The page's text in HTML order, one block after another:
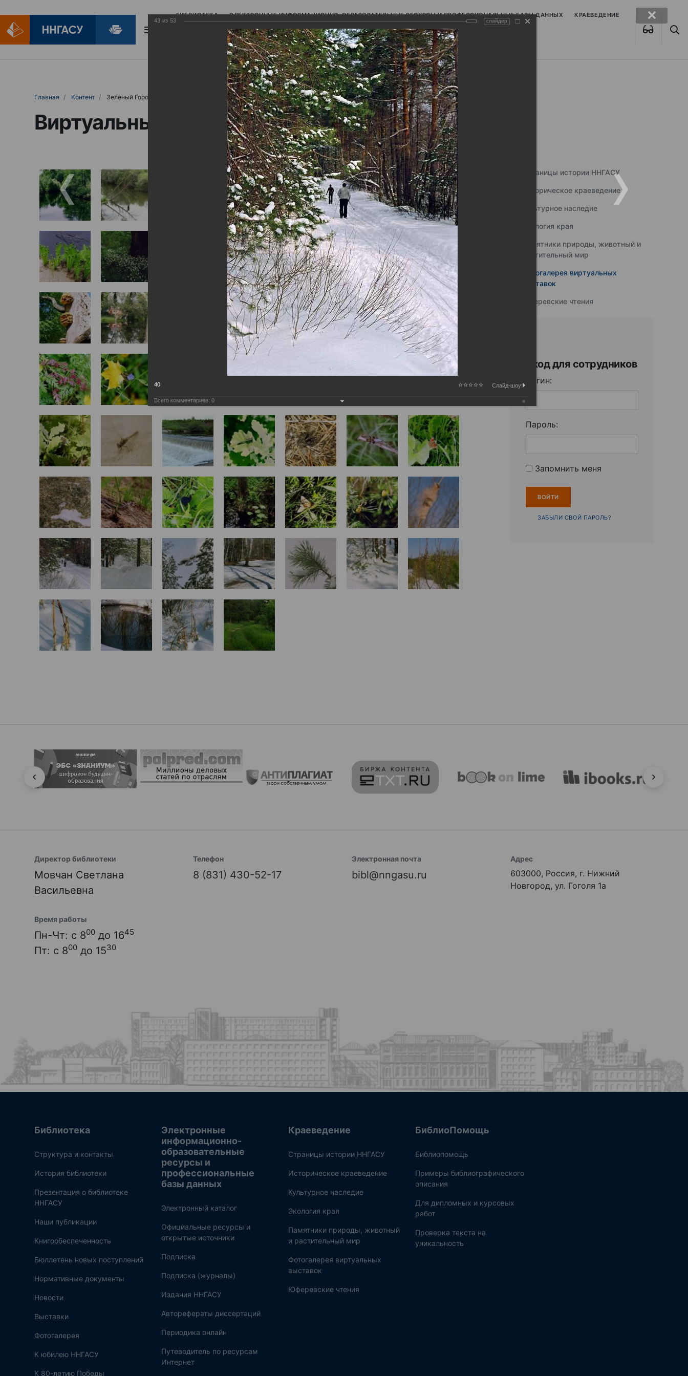
БИБЛИОТЕКА ЭЛЕКТРОННЫЕ ИНФОРМАЦИОННО-ОБРАЗОВАТЕЛЬНЫЕ РЕСУРСЫ И ПРОФЕССИОНАЛЬНЫЕ БАЗЫ ДАННЫХ КРАЕВЕДЕНИЕ
БИБЛИОПОМОЩЬ
Главная Контент Зеленый Город
Виртуальные выставки (фотоальбомы)
Страницы истории ННГАСУ
Историческое краеведение
Культурное наследие
Экология края
Памятники природы, животный и
растительный мир
Фотогалерея виртуальных
выставок
Юферевские чтения
Вход для сотрудников
Логин:
Пароль:
Запомнить меня
ЗАБЫЛИ СВОЙ ПАРОЛЬ?
Директор библиотеки
Мовчан Светлана
Васильевна
Телефон
8 (831) 430-52-17
Электронная почта
bibl@nngasu.ru
Адрес
603000, Россия, г. Нижний
Новгород, ул. Гоголя 1а
Время работы
Пн-Чт: с 800 до 1645
Пт: с 800 до 1530
Библиотека
Структура и контакты
История библиотеки
Презентация о библиотеке
ННГАСУ
Наши публикации
Книгообеспеченность
Бюллетень новых поступлений
Нормативные документы
Новости
Выставки
Фотогалерея
К юбилею ННГАСУ
К 80-летию Победы
Электронные
информационно-
образовательные
ресурсы и
профессиональные
базы данных
Электронный каталог
Официальные ресурсы и
открытые источники
Подписка
Подписка (журналы)
Издания ННГАСУ
Авторефераты диссертаций
Периодика онлайн
Путеводитель по ресурсам
Интернет
Краеведение
Страницы истории ННГАСУ
Историческое краеведение
Культурное наследие
Экология края
Памятники природы, животный
и растительный мир
Фотогалерея виртуальных
выставок
Юферевские чтения
БиблиоПомощь
Библиопомощь
Примеры библиографического
описания
Для дипломных и курсовых
работ
Проверка текста на
уникальность
43 из 53 слайдер
40 Слайд-шоу:
Всего комментариев: 0